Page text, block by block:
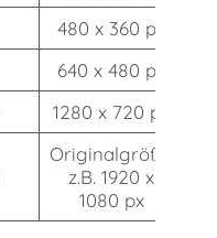
480 x 360 px
640 x 480 px
1280 x 720 px
Originalgröße,
z.B. 1920 x
1080 px